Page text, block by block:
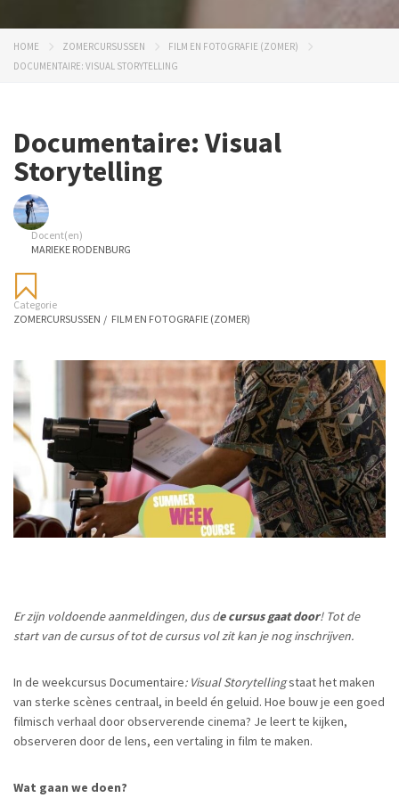
HOME ZOMERCURSUSSEN
FILM EN FOTOGRAFIE (ZOMER)
DOCUMENTAIRE: VISUAL STORYTELLING
Documentaire: Visual
Storytelling
Docent(en)
MARIEKE RODENBURG
Categorie
ZOMERCURSUSSEN / FILM EN FOTOGRAFIE (ZOMER)
Er zijn voldoende aanmeldingen, dus de cursus gaat door! Tot de
start van de cursus of tot de cursus vol zit kan je nog inschrijven.
In de weekcursus Documentaire: Visual Storytellingstaat het maken
van sterke scènes centraal, in beeld én geluid. Hoe bouw je een goed
filmisch verhaal door observerende cinema? Je leert te kijken,
observeren door de lens, een vertaling in film te maken.
Wat gaan we doen?